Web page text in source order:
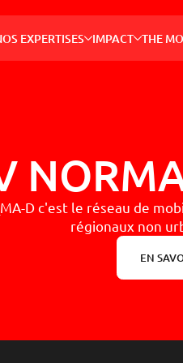
EXPERTISES IMPACT THE
D c'est le réseau de
régionaux non
EN